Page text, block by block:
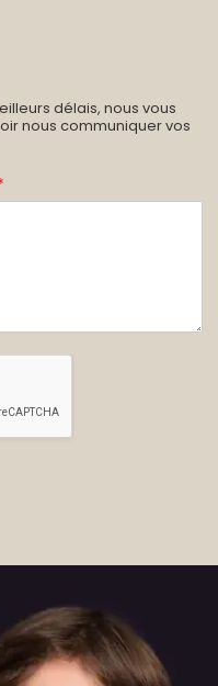
délais, nous vous
nous communiquer vos